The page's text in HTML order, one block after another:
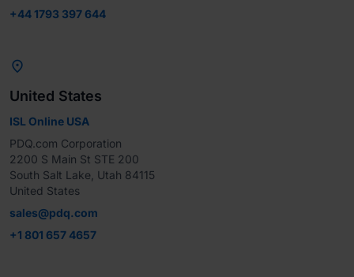
+44 1793 397 644

United States
ISL Online USA
PDQ.com Corporation
2200 S Main St STE 200
South Salt Lake, Utah 84115
United States
sales@pdq.com
+1 801 657 4657